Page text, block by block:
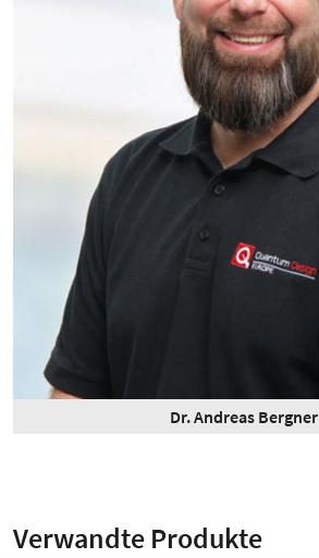
Dr. Andreas Bergner
Verwandte Produkte